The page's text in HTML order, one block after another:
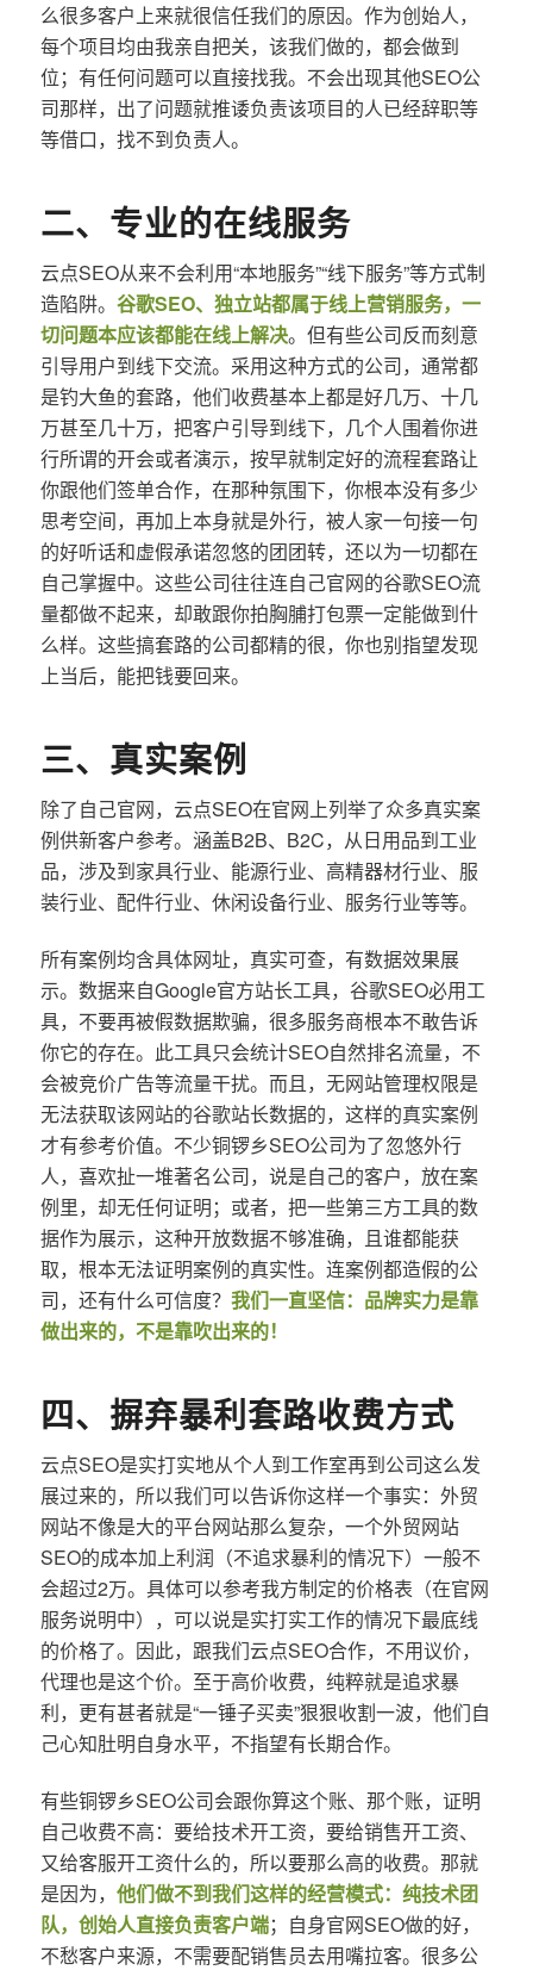
么很多客户上来就很信任我们的原因。作为创始人，
每个项目均由我亲自把关，该我们做的，都会做到
位；有任何问题可以直接找我。不会出现其他SEO公
司那样，出了问题就推诿负责该项目的人已经辞职等
等借口，找不到负责人。
二、专业的在线服务
云点SEO从来不会利用“本地服务”“线下服务”等方式制
造陷阱。 谷歌SEO、独立站都属于线上营销服务，一
切问题本应该都能在线上解决。但有些公司反而刻意
引导用户到线下交流。采用这种方式的公司，通常都
是钓大鱼的套路，他们收费基本上都是好几万、十几
万甚至几十万，把客户引导到线下，几个人围着你进
行所谓的开会或者演示，按早就制定好的流程套路让
你跟他们签单合作，在那种氛围下，你根本没有多少
思考空间，再加上本身就是外行，被人家一句接一句
的好听话和虚假承诺忽悠的团团转，还以为一切都在
自己掌握中。这些公司往往连自己官网的谷歌SEO流
量都做不起来，却敢跟你拍胸脯打包票一定能做到什
么样。这些搞套路的公司都精的很，你也别指望发现
上当后，能把钱要回来。
三、真实案例
除了自己官网，云点SEO在官网上列举了众多真实案
例供新客户参考。涵盖B2B、B2C，从日用品到工业
品，涉及到家具行业、能源行业、高精器材行业、服
装行业、配件行业、休闲设备行业、服务行业等等。
所有案例均含具体网址，真实可查，有数据效果展
示。数据来自Google官方站长工具，谷歌SEO必用工
具，不要再被假数据欺骗，很多服务商根本不敢告诉
你它的存在。此工具只会统计SEO自然排名流量，不
会被竞价广告等流量干扰。而且，无网站管理权限是
无法获取该网站的谷歌站长数据的，这样的真实案例
才有参考价值。不少铜锣乡SEO公司为了忽悠外行
人，喜欢扯一堆著名公司，说是自己的客户，放在案
例里，却无任何证明；或者，把一些第三方工具的数
据作为展示，这种开放数据不够准确，且谁都能获
取，根本无法证明案例的真实性。连案例都造假的公
司，还有什么可信度？ 我们一直坚信：品牌实力是靠
做出来的，不是靠吹出来的！
四、摒弃暴利套路收费方式
云点SEO是实打实地从个人到工作室再到公司这么发
展过来的，所以我们可以告诉你这样一个事实：外贸
网站不像是大的平台网站那么复杂，一个外贸网站
SEO的成本加上利润（不追求暴利的情况下）一般不
会超过2万。具体可以参考我方制定的价格表（在官网
服务说明中），可以说是实打实工作的情况下最底线
的价格了。因此，跟我们云点SEO合作，不用议价，
代理也是这个价。至于高价收费，纯粹就是追求暴
利，更有甚者就是“一锤子买卖”狠狠收割一波，他们自
己心知肚明自身水平，不指望有长期合作。
有些铜锣乡SEO公司会跟你算这个账、那个账，证明
自己收费不高：要给技术开工资，要给销售开工资、
又给客服开工资什么的，所以要那么高的收费。那就
是因为， 他们做不到我们这样的经营模式：纯技术团
队，创始人直接负责客户端；自身官网SEO做的好，
不愁客户来源，不需要配销售员去用嘴拉客。很多公